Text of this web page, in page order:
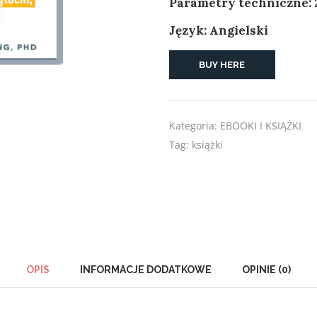
Język: Angielski
BUY HERE
Kategoria: EBOOKI I KSIĄŻKI
Tag: książki
OPIS INFORMACJE DODATKOWE OPINIE (0)